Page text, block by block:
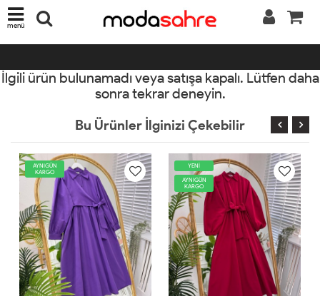
menü
İlgili ürün bulunamadı veya satışa kapalı. Lütfen daha
sonra tekrar deneyin.
Bu Ürünler İlginizi Çekebilir
YENİ
AYNIGÜN
KARGO
AYNIGÜN
KARGO